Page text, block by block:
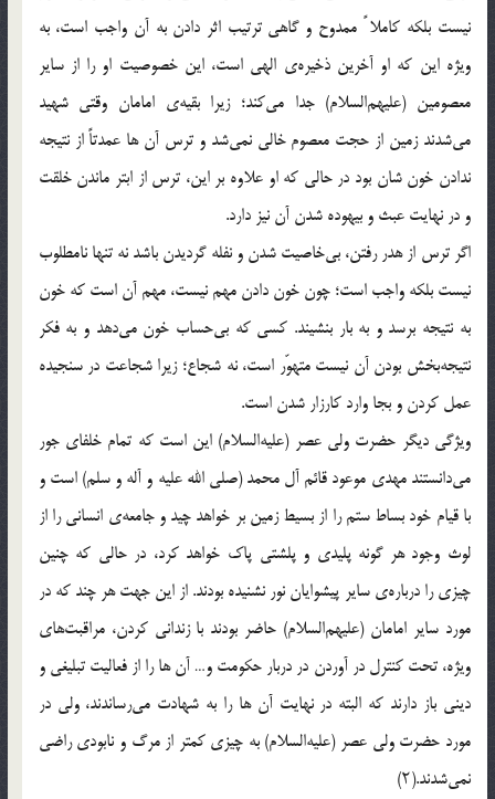
نیست بلکه کاملا ً ممدوح و گاهی ترتیب اثر دادن به آن واجب است، به
ویژه این که او آخرین ذخیره‌ی‌ الهی است، این خصوصیت او را از سایر
معصومین (علیهم‌السلام) جدا می‌کند؛ زیرا بقیه‌ی‌ امامان وقتی شهید
می‌شدند زمین از حجت معصوم خالی نمی‌شد و ترس آن ها عمدتاً از نتیجه
ندادن خون شان بود در حالی که او علاوه بر این، ترس از ابتر ماندن خلقت
و در نهایت عبث و بیهوده شدن آن نیز دارد.
اگر ترس از هدر رفتن، بی‌خاصیت شدن و نفله گردیدن باشد نه تنها نامطلوب
نیست بلکه واجب است؛ چون خون دادن مهم نیست، مهم آن است که خون
به نتیجه برسد و به بار بنشیند. کسی که بی‌حساب خون می‌دهد و به فکر
نتیجه‌بخش بودن آن نیست متهوّر است، نه شجاع؛ زیرا شجاعت در سنجیده
عمل کردن و بجا وارد کارزار شدن است.
ویژگی دیگر حضرت ولی عصر (علیه‌السلام) این است که تمام خلفای جور
می‌دانستند مهدی موعود قائم آل محمد (صلی الله علیه و آله و سلم) است و
با قیام خود بساط ستم را از بسیط زمین بر خواهد چید و جامعه‌ی‌ انسانی را از
لوث وجود هر گونه پلیدی و پلشتی پاک خواهد کرد، در حالی که چنین
چیزی را درباره‌ی‌ سایر پیشوایان نور نشنیده بودند. از این جهت هر چند که در
مورد سایر امامان (علیهم‌السلام) حاضر بودند با زندانی کردن، مراقبت‌های
ویژه، تحت کنترل در آوردن در دربار حکومت و… آن ها را از فعالیت تبلیغی و
دینی باز دارند که البته در نهایت آن ها را به شهادت می‌رساندند، ولی در
مورد حضرت ولی عصر (علیه‌السلام) به چیزی کمتر از مرگ و نابودی راضی
نمی‌شدند.(۲)